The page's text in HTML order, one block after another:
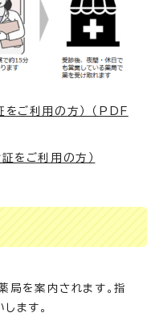
をご利用の方） （PDF
をご利用の方）
を案内されます。指
ます。